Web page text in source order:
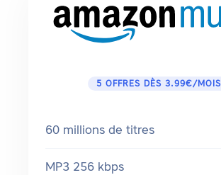
5 OFFRES DÈS 3.99€/MOIS
60 millions de titres
MP3 256 kbps